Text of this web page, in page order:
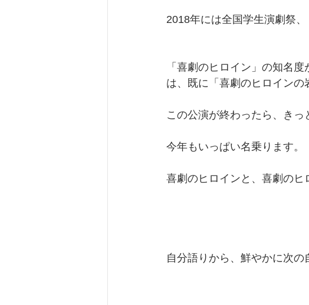
2018年には全国学生演劇祭
「喜劇のヒロイン」の知名
は、既に「喜劇のヒロインの
この公演が終わったら、きっ
今年もいっぱい名乗ります。
喜劇のヒロインと、喜劇のヒ
自分語りから、鮮やかに次